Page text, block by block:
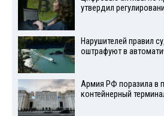
утвердил
Нарушителей правил
оштрафуют в
Армия РФ поразила в
контейнерный